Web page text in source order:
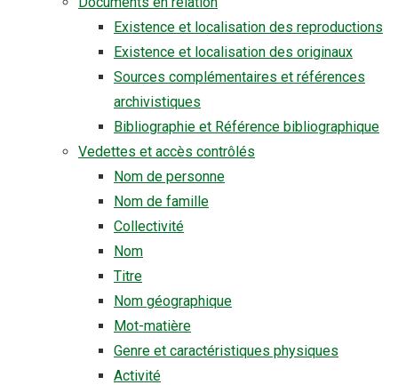
Existence et localisation des reproductions
Existence et localisation des originaux
Sources complémentaires et références
archivistiques
Bibliographie et Référence bibliographique
Vedettes et accès contrôlés
Nom de personne
Nom de famille
Collectivité
Nom
Titre
Nom géographique
Mot-matière
Genre et caractéristiques physiques
Activité